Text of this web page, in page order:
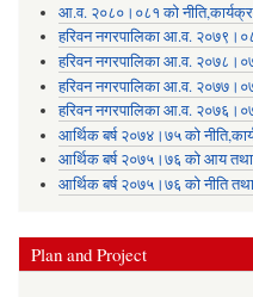
आ.व. २०८०।०८१ को
हरिवन नगरपालिका आ‍.व.
हरिवन नगरपालिका आ‍.व.
हरिवन नगरपालिका आ‍.व.
हरिवन नगरपालिका आ‍.व.
आर्थिक बर्ष २०७४।७५ को
आर्थिक बर्ष २०७५।७६ को आय तथा
आर्थिक बर्ष २०७५।७६ को नीति
Plan and Project